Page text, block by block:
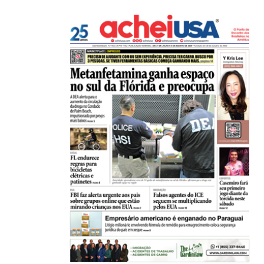
Homem pode pagar multa de mais de US$...
06/08/2026